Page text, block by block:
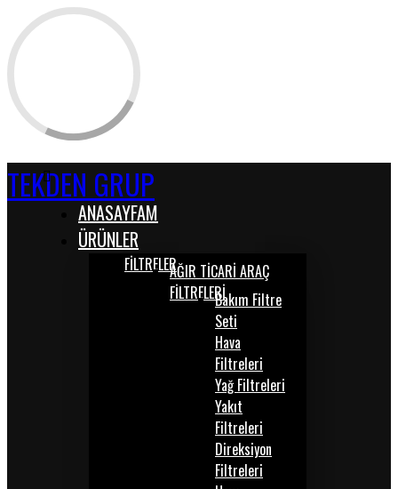
TEKDEN GRUP
ANASAYFAM
ÜRÜNLER
FİLTRELERAĞIR TİCARİ ARAÇ
FİLTRELERİBakım Filtre
Seti
Hava
Filtreleri
Yağ Filtreleri
Yakıt
Filtreleri
Direksiyon
Filtreleri